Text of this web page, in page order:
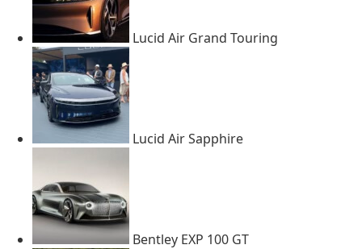
Lucid Air Grand Touring
Lucid Air Sapphire
Bentley EXP 100 GT